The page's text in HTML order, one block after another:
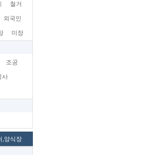
철거
외국인
미장
조공
사
,양식장